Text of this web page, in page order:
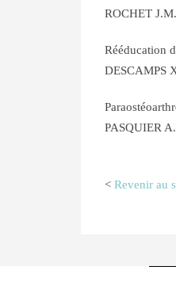
ROCHET J.M.
Rééducation
DESCAMPS
PASQUIER
< Revenir au